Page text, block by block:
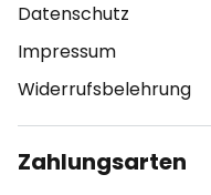
Datenschutz
Impressum
Widerrufsbelehrung
Zahlungsarten